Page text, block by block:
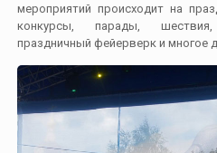
мероприятий происходит на
конкурсы, парады, шествия,
праздничный фейерверк и многое